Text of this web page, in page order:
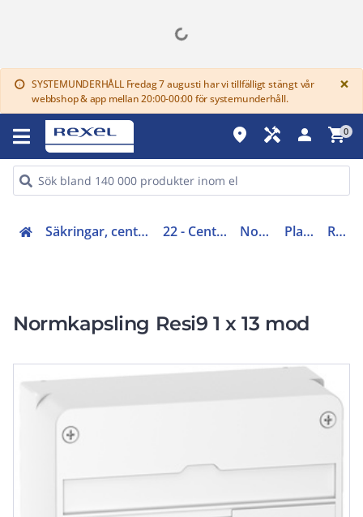
info SYSTEMUNDERHÅLL Fredag 7 augusti har vi tillfälligt stängt vår
webbshop & app mellan 20:00-00:00 för systemunderhåll.
×
place handyman person shopping_cart0
Säkringar, centraler, skåp, elfördelning (20-29) 22 - Centralsystem IP20 - IP40 Normkapslingar Plastkapslingar R9H13481
Normkapsling Resi9 1 x 13 mod